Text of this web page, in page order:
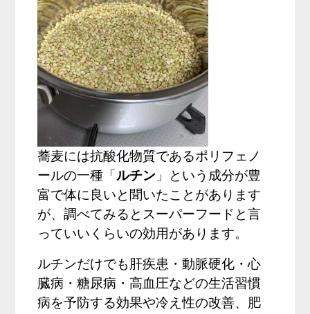
蕎麦には抗酸化物質であるポリフェノ
ールの一種「 ルチン 」という成分が豊
富で体に良いと聞いたことがあります
が、調べてみるとスーパーフードと言
っていいくらいの効用があります。
ルチンだけでも肝疾患・動脈硬化・心
臓病・糖尿病・高血圧などの生活習慣
病を予防する効果や冷え性の改善、肥